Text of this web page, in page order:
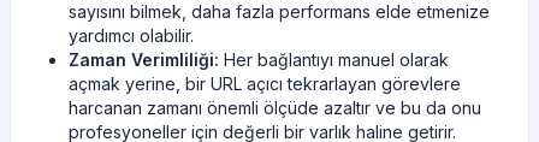
sayısını bilmek, daha fazla performans elde etmenize
yardımcı olabilir.
Zaman Verimliliği: Her bağlantıyı manuel olarak
açmak yerine, bir URL açıcı tekrarlayan görevlere
harcanan zamanı önemli ölçüde azaltır ve bu da onu
profesyoneller için değerli bir varlık haline getirir.